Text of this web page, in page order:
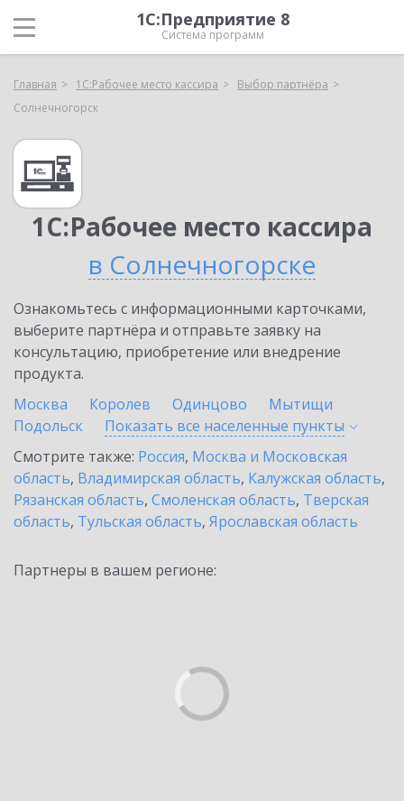
1С:Предприятие 8
Система программ
Главная 1С:Рабочее место кассира
Выбор партнёра
Солнечногорск
1С:Рабочее место кассира
в Солнечногорске
Ознакомьтесь с информационными карточками,
выберите партнёра и отправьте заявку на
консультацию, приобретение или внедрение
продукта.
Москва
Королев Одинцово
Мытищи
Подольск
Показать все населенные пункты
Смотрите также: Россия, Москва и Московская
область, Владимирская область, Калужская область,
Рязанская область, Смоленская область, Тверская
область, Тульская область, Ярославская область
Партнеры в вашем регионе: